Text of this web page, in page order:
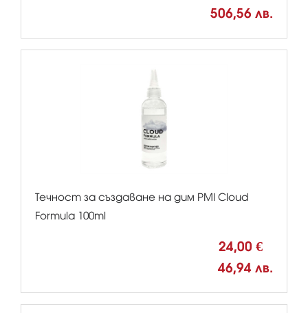
506,56 лв.
Течност за създаване на дим PMI Cloud
Formula 100ml
24,00 €
46,94 лв.